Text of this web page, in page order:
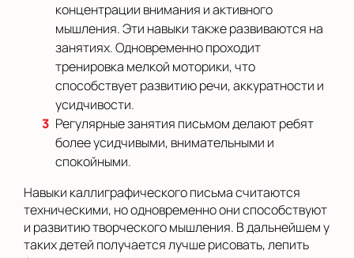
концентрации внимания и активного
мышления. Эти навыки также развиваются на
занятиях. Одновременно проходит
тренировка мелкой моторики, что
способствует развитию речи, аккуратности и
усидчивости.
Регулярные занятия письмом делают ребят
более усидчивыми, внимательными и
спокойными.
Навыки каллиграфического письма считаются
техническими, но одновременно они способствуют
и развитию творческого мышления. В дальнейшем у
таких детей получается лучше рисовать, лепить